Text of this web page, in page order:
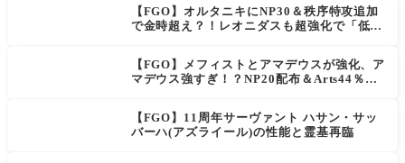
【FGO】オルタニキにNP30＆秩序特攻追加
で金時超え？！レオニダスも超強化で「低レ
【FGO】メフィストとアマデウスが強化、ア
マデウス強すぎ！？NP20配布＆Arts44％強
【FGO】11周年サーヴァント ハサン・サッ
バーハ(アズライール)の性能と霊基再臨